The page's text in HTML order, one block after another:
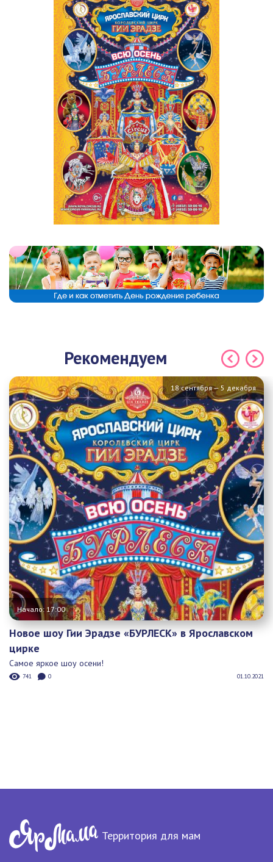
Рекомендуем
18 сентября — 5 декабря
Начало: 17:00
Новое шоу Гии Эрадзе «БУРЛЕСК» в Ярославском
цирке
Самое яркое шоу осени!
741 0 01.10.2021
Территория для мам